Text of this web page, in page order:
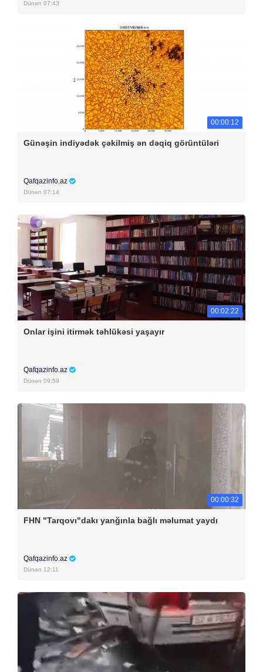
Dünən 07:43
00:00:12
Günəşin indiyədək çəkilmiş ən dəqiq görüntüləri
Qafqazinfo.az
Dünən 07:14
00:02:22
Onlar işini itirmək təhlükəsi yaşayır
Qafqazinfo.az
Dünən 09:59
00:00:32
FHN "Tarqovı"dakı yanğınla bağlı məlumat yaydı
Qafqazinfo.az
Dünən 12:11